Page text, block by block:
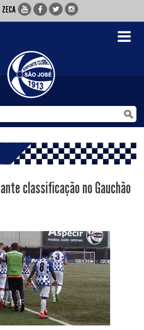
ZECA
Toggle
classificação no Gauchão